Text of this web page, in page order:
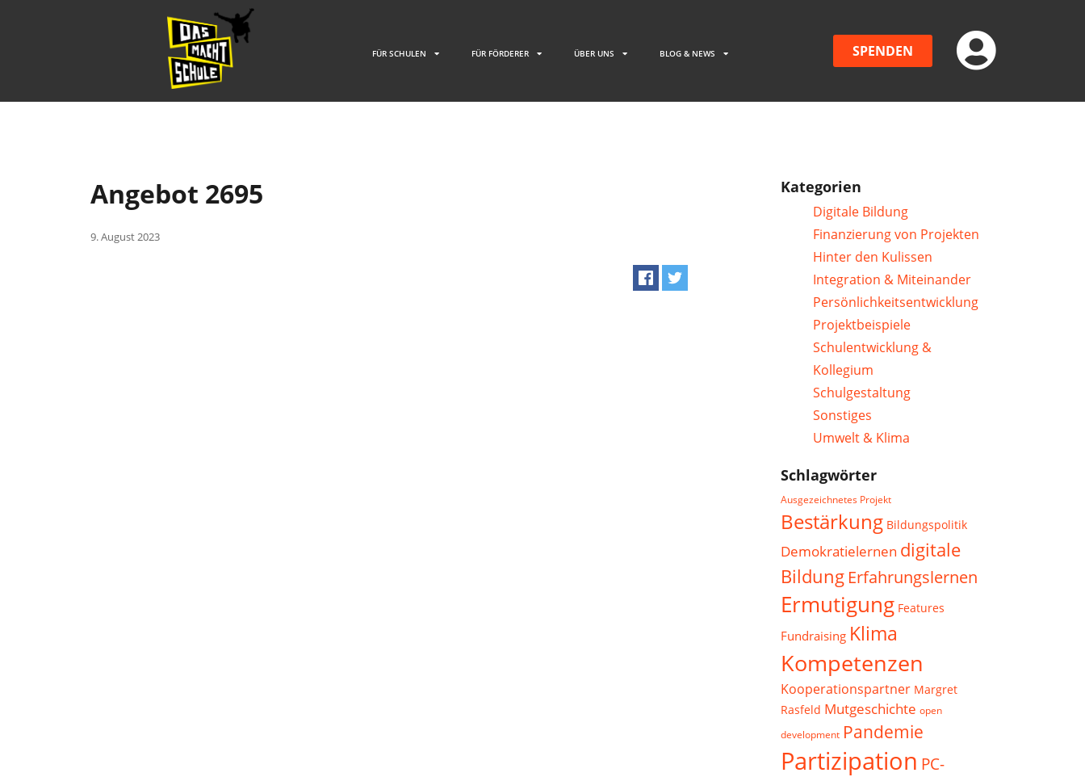
FÜR SCHULEN FÜR FÖRDERER ÜBER UNS BLOG & NEWS SPENDEN
Angebot 2695
9. August 2023
Kategorien
Digitale Bildung
Finanzierung von Projekten
Hinter den Kulissen
Integration & Miteinander
Persönlichkeitsentwicklung
Projektbeispiele
Schulentwicklung &
Kollegium
Schulgestaltung
Sonstiges
Umwelt & Klima
Schlagwörter
Ausgezeichnetes Projekt
Bestärkung Bildungspolitik
Demokratielernen digitale
Bildung Erfahrungslernen
Ermutigung Features
Fundraising Klima
Kompetenzen
Kooperationspartner Margret
Rasfeld Mutgeschichte open
development Pandemie
Partizipation PC-